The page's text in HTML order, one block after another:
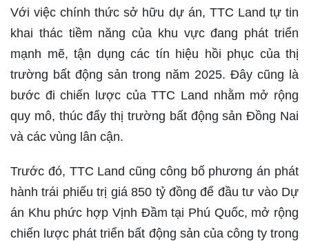
Với việc chính thức sở hữu dự án, TTC Land tự tin
khai thác tiềm năng của khu vực đang phát triển
mạnh mẽ, tận dụng các tín hiệu hồi phục của thị
trường bất động sản trong năm 2025. Đây cũng là
bước đi chiến lược của TTC Land nhằm mở rộng
quy mô, thúc đẩy thị trường bất động sản Đồng Nai
và các vùng lân cận.
Trước đó, TTC Land cũng công bố phương án phát
hành trái phiếu trị giá 850 tỷ đồng để đầu tư vào Dự
án Khu phức hợp Vịnh Đầm tại Phú Quốc, mở rộng
chiến lược phát triển bất động sản của công ty trong